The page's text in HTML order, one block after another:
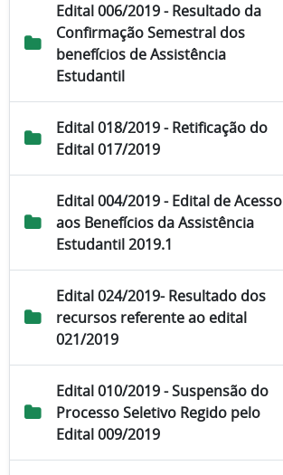
Edital 006/2019 - Resultado da
Confirmação Semestral dos
benefícios de Assistência
Estudantil
Edital 018/2019 - Retificação do
Edital 017/2019
Edital 004/2019 - Edital de Acesso
aos Benefícios da Assistência
Estudantil 2019.1
Edital 024/2019- Resultado dos
recursos referente ao edital
021/2019
Edital 010/2019 - Suspensão do
Processo Seletivo Regido pelo
Edital 009/2019